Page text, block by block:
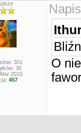
301
36
Mar 2015
457
O